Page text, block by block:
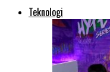
Teknologi